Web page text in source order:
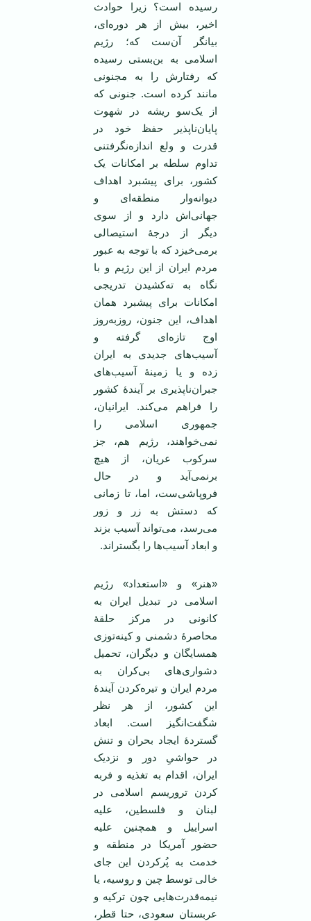
رسیده است؟ زیرا حوادث
اخیر، بیش از هر دوره‌ای،
بیانگر آن‌ست که؛ رژیم
اسلامی به بن‌بستی رسیده
که رفتارش را به مجنونی
مانند کرده است. جنونی که
از یک‌سو ریشه در شهوت
پایان‌ناپذیر حفظ خود در
قدرت و ولع اندازه‌نگرفتنی
تداوم سلطه بر امکانات یک
کشور، برای پیشبرد اهداف
دیوانه‌وار منطقه‌ای و
جهانی‌اش دارد و از سوی
دیگر از درجۀ استیصالی
برمی‌خیزد که با توجه به عبور
مردم ایران از این رژیم و با
نگاه به ته‌کشیدن تدریجی
امکانات برای پیشبرد همان
اهداف، این جنون، روزبه‌روز
اوج تازه‌ای گرفته و
آسیب‌های جدیدی به ایران
زده و یا زمینۀ آسیب‌های
جبران‌ناپذیری بر آیندۀ کشور
را فراهم می‌کند. ایرانیان،
جمهوری اسلامی را
نمی‌خواهند، رژیم هم، جز
سرکوب عریان، از هیچ
برنمی‌آید و در حال
فروپاشی‌ست، اما، تا زمانی
که دستش به زر و زور
می‌رسد، می‌تواند آسیب بزند
و ابعاد آسیب‌ها را بگستراند.
‌«هنر» و «استعداد» رژیم
اسلامی در تبدیل ایران به
کانونی در مرکز حلقۀ
محاصرۀ دشمنی و کینه‌توزی
همسایگان و دیگران، تحمیل
دشواری‌های بی‌کران به
مردم ایران و تیره‌کردن آیندۀ
این کشور، از هر نظر
شگفت‌انگیز است. ابعاد
گستردۀ ایجاد بحران و تنش
در حواشیِ دور و نزدیک
ایران، اقدام به تغذیه و فربه
کردن تروریسم اسلامی در
لبنان و فلسطین، علیه
اسراییل و همچنین علیه
حضور آمریکا در منطقه و
خدمت به پُرکردن این جای
خالی توسط چین و روسیه، یا
نیمه‌قدرت‌هایی چون ترکیه و
عربستان سعودی، حتا قطر،